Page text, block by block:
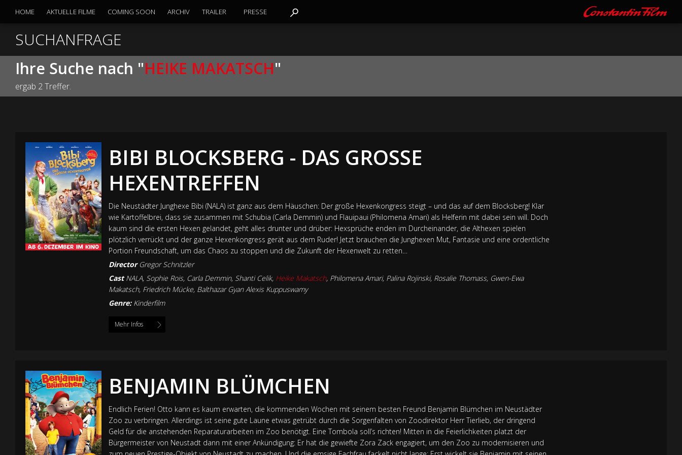
SUCHANFRAGE
Ihre Suche nach "HEIKE MAKATSCH"
ergab 2 Treffer.
BIBI BLOCKSBERG - DAS GROSSE
HEXENTREFFEN
Die Neustädter Junghexe Bibi (NALA) ist ganz aus dem Häuschen: Der große Hexenkongress steigt – und das auf dem Blocksberg! Klar
wie Kartoffelbrei, dass sie zusammen mit Schubia (Carla Demmin) und Flauipaui (Philomena Amari) als Helferin mit dabei sein will. Doch
kaum sind die ersten Hexen gelandet, geht alles drunter und drüber: Hexsprüche enden im Durcheinander, die Althexen spielen
plötzlich verrückt und der ganze Hexenkongress gerät aus dem Ruder! Jetzt brauchen die Junghexen Mut, Fantasie und eine ordentliche
Portion Freundschaft, um das Chaos zu stoppen und die Zukunft der Hexenwelt zu retten…
Director Gregor Schnitzler
Cast NALA, Sophie Rois, Carla Demmin, Shanti Celik, Heike Makatsch, Philomena Amari, Palina Rojinski, Rosalie Thomass, Gwen-Ewa
Makatsch, Friedrich Mücke, Balthazar Gyan Alexis Kuppuswamy
Genre: Kinderfilm
Mehr Infos
BENJAMIN BLÜMCHEN
Endlich Ferien! Otto kann es kaum erwarten, die kommenden Wochen mit seinem besten Freund Benjamin Blümchen im Neustädter
Zoo zu verbringen. Allerdings ist seine gute Laune etwas getrübt durch die Sorgenfalten von Zoodirektor Herr Tierlieb, der dringend
Geld für die anstehenden Reparaturarbeiten im Zoo benötigt. Eine Tombola soll’s richten! Mitten in die Feierlichkeiten platzt der
Bürgermeister von Neustadt dann mit einer Ankündigung: Er hat die gewiefte Zora Zack engagiert, um den Zoo zu modernisieren und
HOME AKTUELLE FILME COMING SOON ARCHIV TRAILER PRESSE